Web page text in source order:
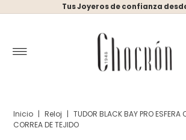
Ir directamente al contenido
Tus Joyeros de confianza
Inicio | Reloj | TUDOR BLACK BAY PRO ESFERA
CORREA DE TEJIDO